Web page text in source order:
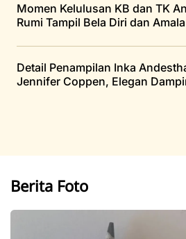
Momen Kelulusan KB dan TK
Rumi Tampil Bela Diri dan
Detail Penampilan Inka
Jennifer Coppen, Elegan
Berita Foto